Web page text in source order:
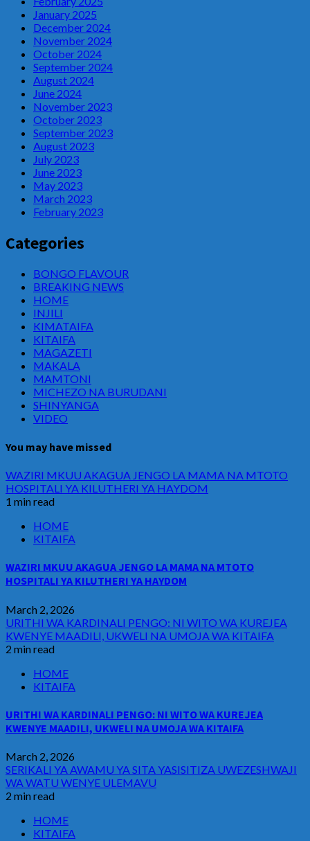
January 2025
December 2024
November 2024
October 2024
September 2024
August 2024
June 2024
November 2023
October 2023
September 2023
August 2023
July 2023
June 2023
May 2023
March 2023
February 2023
Categories
BONGO FLAVOUR
BREAKING NEWS
HOME
INJILI
KIMATAIFA
KITAIFA
MAGAZETI
MAKALA
MAMTONI
MICHEZO NA BURUDANI
SHINYANGA
VIDEO
You may have missed
WAZIRI MKUU AKAGUA JENGO LA MAMA NA MTOTO
HOSPITALI YA KILUTHERI YA HAYDOM
1 min read
HOME
KITAIFA
WAZIRI MKUU AKAGUA JENGO LA MAMA NA MTOTO
HOSPITALI YA KILUTHERI YA HAYDOM
March 2, 2026
URITHI WA KARDINALI PENGO: NI WITO WA KUREJEA
KWENYE MAADILI, UKWELI NA UMOJA WA KITAIFA
2 min read
HOME
KITAIFA
URITHI WA KARDINALI PENGO: NI WITO WA KUREJEA
KWENYE MAADILI, UKWELI NA UMOJA WA KITAIFA
March 2, 2026
SERIKALI YA AWAMU YA SITA YASISITIZA UWEZESHWAJI
WA WATU WENYE ULEMAVU
2 min read
HOME
KITAIFA